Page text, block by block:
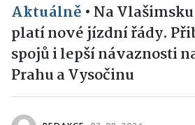
Aktuálně • Na
platí nové jízdní řády.
spojů i lepší návaznosti
Prahu a Vysočinu